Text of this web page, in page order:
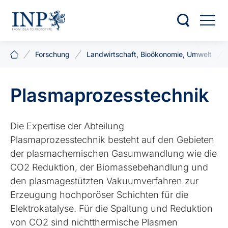
Forschung Landwirtschaft, Bioökonomie, Umwelt
Plasmaprozesstechnik
Die Expertise der Abteilung
Plasmaprozesstechnik besteht auf den Gebieten
der plasmachemischen Gasumwandlung wie die
CO2 Reduktion, der Biomassebehandlung und
den plasmagestützten Vakuumverfahren zur
Erzeugung hochporöser Schichten für die
Elektrokatalyse. Für die Spaltung und Reduktion
von CO2 sind nichtthermische Plasmen